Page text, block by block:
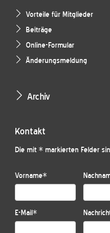
Vorteile für Mitglieder
Beiträge
Online-Formular
Änderungsmeldung
Archiv
Kontakt
Die mit * markierten Felder
Vorname*
E-Mail*